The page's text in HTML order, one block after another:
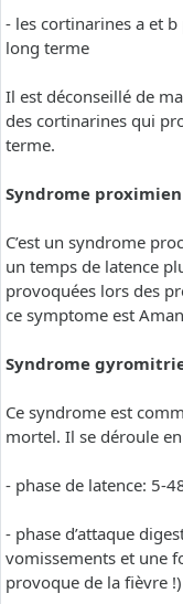
- les cortinarines a et
long terme
Il est déconseillé de
des cortinarines qui
terme.
Syndrome proximien
C’est un syndrome
un temps de latence
provoquées lors des
ce symptome est
Syndrome
Ce syndrome est
mortel. Il se déroule
- phase de latence: 5-
- phase d’attaque
vomissements et une
provoque de la fièvre !)